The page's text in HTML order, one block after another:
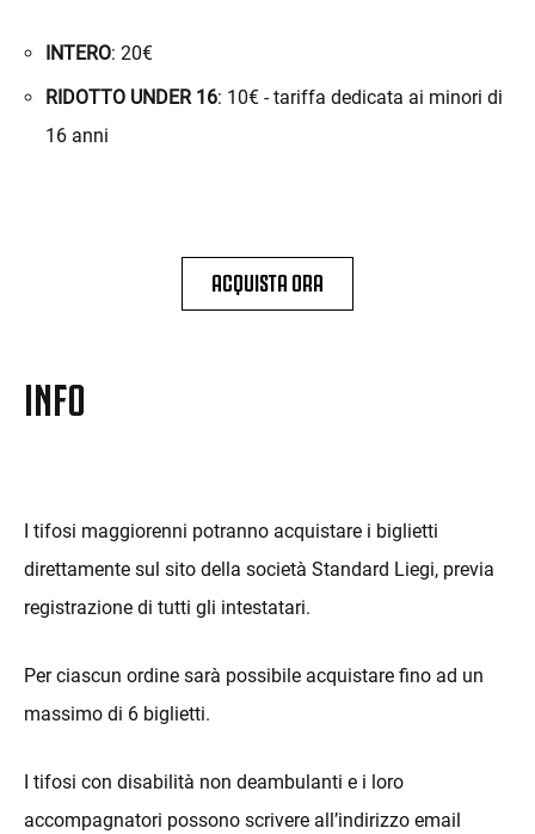
INTERO: 20€
RIDOTTO UNDER 16: 10€ - tariffa dedicata ai minori di
16 anni
ACQUISTA ORA
INFO
I tifosi maggiorenni potranno acquistare i biglietti
direttamente sul sito della società Standard Liegi, previa
registrazione di tutti gli intestatari.
Per ciascun ordine sarà possibile acquistare fino ad un
massimo di 6 biglietti.
I tifosi con disabilità non deambulanti e i loro
accompagnatori possono scrivere all’indirizzo email